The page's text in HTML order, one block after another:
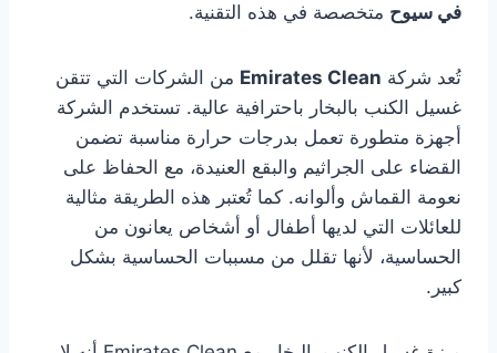
في سيوح متخصصة في هذه التقنية.
تُعد شركة Emirates Clean من الشركات التي تتقن
غسيل الكنب بالبخار باحترافية عالية. تستخدم الشركة
أجهزة متطورة تعمل بدرجات حرارة مناسبة تضمن
القضاء على الجراثيم والبقع العنيدة، مع الحفاظ على
نعومة القماش وألوانه. كما تُعتبر هذه الطريقة مثالية
للعائلات التي لديها أطفال أو أشخاص يعانون من
الحساسية، لأنها تقلل من مسببات الحساسية بشكل
كبير.